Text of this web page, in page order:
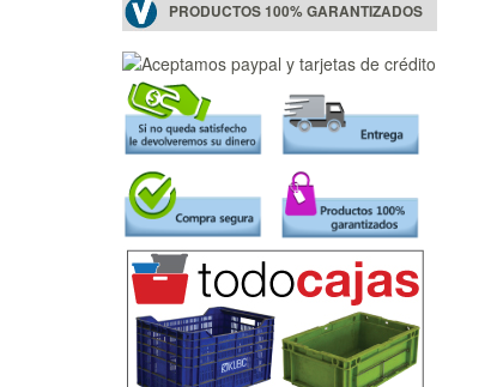
PRODUCTOS 100% GARANTIZADOS